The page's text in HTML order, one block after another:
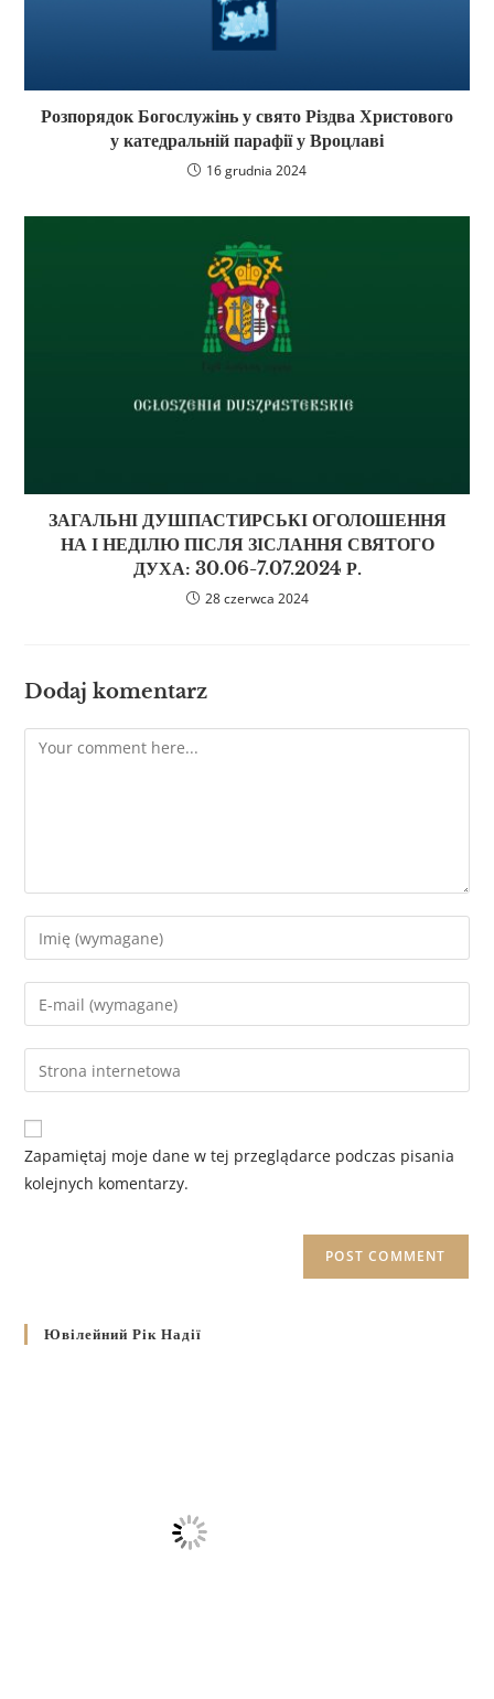
Розпорядок Богослужінь у свято Різдва Христового
у катедральній парафії у Вроцлаві
16 grudnia 2024
ЗАГАЛЬНІ ДУШПАСТИРСЬКІ ОГОЛОШЕННЯ
НА І НЕДІЛЮ ПІСЛЯ ЗІСЛАННЯ СВЯТОГО
ДУХА: 30.06-7.07.2024 Р.
28 czerwca 2024
Dodaj komentarz
Zapamiętaj moje dane w tej przeglądarce podczas pisania
kolejnych komentarzy.
Ювілейний Рік Надії